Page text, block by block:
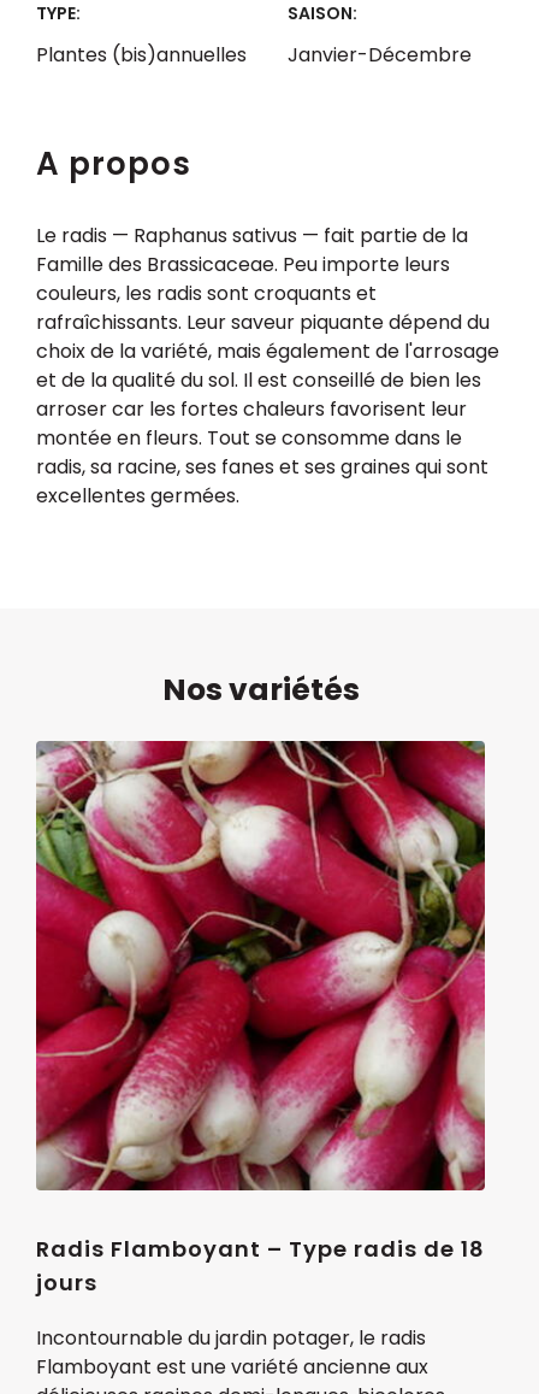
TYPE:
Plantes (bis)annuelles
SAISON:
Janvier-Décembre
A propos
Le radis — Raphanus sativus — fait partie de la
Famille des Brassicaceae. Peu importe leurs
couleurs, les radis sont croquants et
rafraîchissants. Leur saveur piquante dépend du
choix de la variété, mais également de l'arrosage
et de la qualité du sol. Il est conseillé de bien les
arroser car les fortes chaleurs favorisent leur
montée en fleurs. Tout se consomme dans le
radis, sa racine, ses fanes et ses graines qui sont
excellentes germées.
Nos variétés
Radis Flamboyant – Type radis de 18
jours
Incontournable du jardin potager, le radis
Flamboyant est une variété ancienne aux